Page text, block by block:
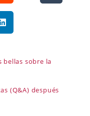
bellas sobre la
(Q&A) después